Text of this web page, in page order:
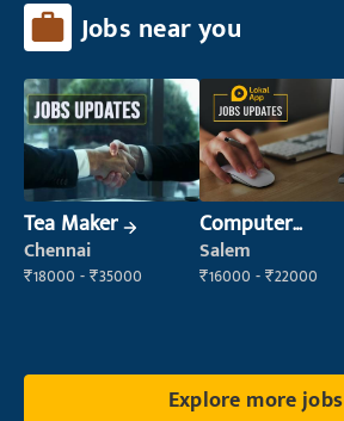
Jobs near you
Tea Maker
Chennai
₹18000 - ₹35000
Computer
Operator
Salem
₹16000 - ₹22000
Explore more jobs